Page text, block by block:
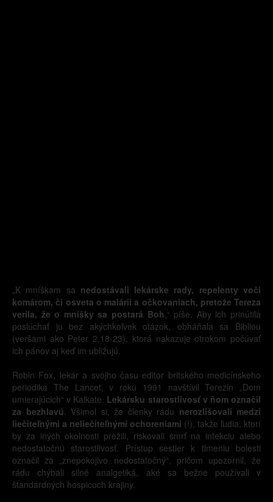
„K mníškam sa nedostávali lekárske rady, repelenty voči
komárom, či osveta o malárii a očkovaniach, pretože Tereza
verila, že o mníšky sa postará Boh,“ píše. Aby ich prinútila
poslúchať ju bez akýchkoľvek otázok, obháňala sa Bibliou
(veršami ako Peter 2,18-23), ktorá nakazuje otrokom počúvať
ich pánov aj keď im ubližujú.
Robin Fox, lekár a svojho času editor britského medicínskeho
periodika The Lancet, v roku 1991 navštívil Terezin „Dom
umierajúcich“ v Kalkate. Lekársku starostlivosť v ňom označil
za bezhlavú. Všimol si, že členky rádu nerozlišovali medzi
liečiteľnými a neliečiteľnými ochoreniami (!), takže ľudia, ktorí
by za iných okolnosti prežili, riskovali smrť na infekciu alebo
nedostatočnú starostlivosť. Prístup sestier k tlmeniu bolesti
označil za „znepokojivo nedostatočný“, pričom upozornil, že
rádu chýbali silné analgetiká, aké sa bežne používali v
štandardných hospicoch krajiny.